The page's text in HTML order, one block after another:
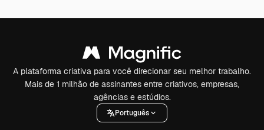
A plataforma criativa para você direcionar seu melhor trabalho.
Mais de 1 milhão de assinantes entre criativos, empresas,
agências e estúdios.
Português